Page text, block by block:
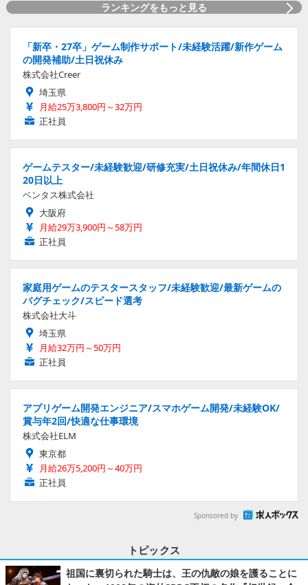
ランキングをもっと見る
「新卒・27卒」ゲーム制作サポート/未経験活躍/新作ゲーム
の開発補助/土日祝休み
株式会社Creer
埼玉県
月給25万3,800円～32万円
正社員
ゲームテスター/未経験歓迎/研修充実/土日祝休み/年間休日1
20日以上
ベンタス株式会社
大阪府
月給29万3,900円～58万円
正社員
家庭用ゲームのテスタースタッフ/未経験歓迎/最新ゲームの
バグチェック/スピード選考
株式会社大斗
埼玉県
月給32万円～50万円
正社員
アプリゲーム開発エンジニア/スマホゲーム開発/未経験OK/
賞与年2回/快適な仕事環境
株式会社ELM
東京都
月給26万5,200円～40万円
正社員
Sponsored by
トピックス
祖国に裏切られた騎士は、王の仇敵の娘を護ることに